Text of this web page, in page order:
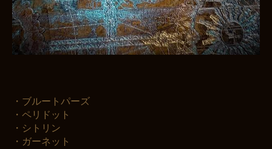
・ブルートパーズ
・ペリドット
・シトリン
・ガーネット